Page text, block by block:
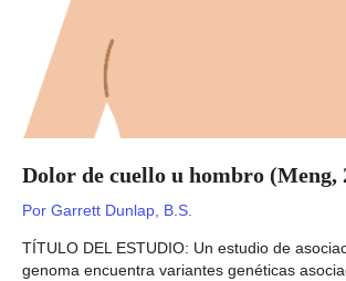
Dolor de cuello u hombro (Meng,
Por Garrett Dunlap, B.S.
TÍTULO DEL ESTUDIO: Un estudio de
genoma encuentra variantes genéticas